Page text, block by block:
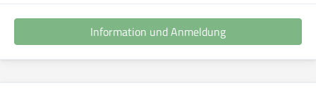
Information und Anmeldung